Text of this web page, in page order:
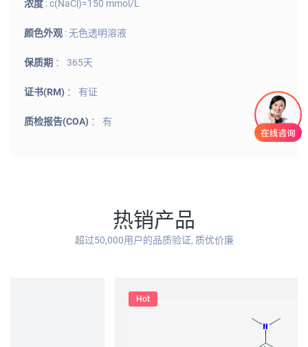
浓度 : c(NaCl)=150 mmol/L
颜色外观 : 无色透明溶液
保质期 ： 365天
证书(RM) ： 有证
质检报告(COA) ： 有
热销产品
超过50,000用户的品质验证, 质优价廉